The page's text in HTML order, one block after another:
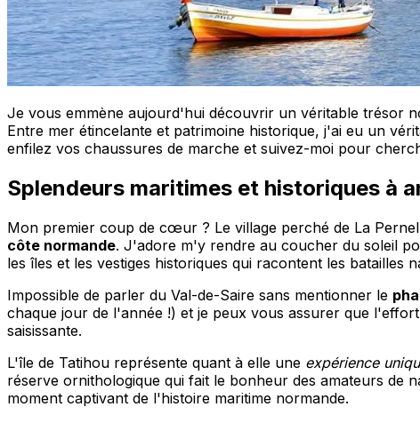
Je vous emmène aujourd'hui découvrir un véritable trésor
Entre mer étincelante et patrimoine historique, j'ai eu un
enfilez vos chaussures de marche et suivez-moi pour
Splendeurs maritimes et historiques à
Mon premier coup de cœur ? Le village perché de La
côte normande. J'adore m'y rendre au coucher du soleil
les îles et les vestiges historiques qui racontent les batailles
Impossible de parler du Val-de-Saire sans mentionner le
chaque jour de l'année !) et je peux vous assurer que
saisissante.
L'île de Tatihou représente quant à elle une expérience
réserve ornithologique qui fait le bonheur des amateurs de
moment captivant de l'histoire maritime normande.